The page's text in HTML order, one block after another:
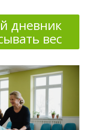
дневник
вес